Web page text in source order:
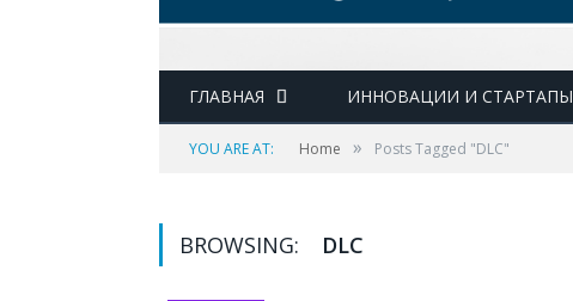
ГЛАВНАЯ ИННОВАЦИИ И СТАРТАПЫ
YOU ARE AT: Home » Posts Tagged "DLC"
BROWSING: DLC